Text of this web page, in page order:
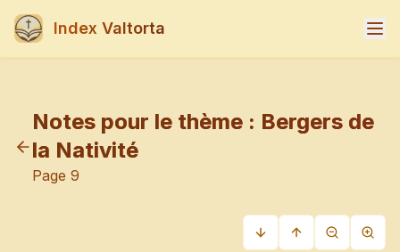
Index Valtorta
Notes pour le thème : Bergers de
la Nativité
Page 9